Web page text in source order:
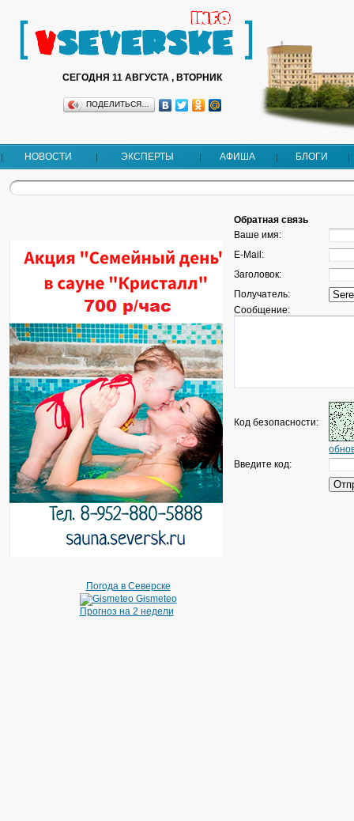
СЕГОДНЯ 11 АВГУСТА , ВТОРНИК
ПОДЕЛИТЬСЯ…
НОВОСТИ ЭКСПЕРТЫ АФИША БЛОГИ
Погода в Северске
Gismeteo
Прогноз на 2 недели
Обратная связь
Ваше имя:
E-Mail:
Заголовок:
Получатель:
Сообщение:
Код безопасности:
Введите код: